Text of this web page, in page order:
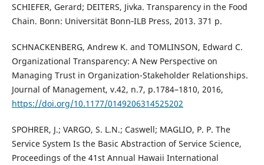
SCHIEFER, Gerard; DEITERS, Jivka. Transparency in the Food
Chain. Bonn: Universität Bonn‐ILB Press, 2013. 371 p.
SCHNACKENBERG, Andrew K. and TOMLINSON, Edward C.
Organizational Transparency: A New Perspective on
Managing Trust in Organization-Stakeholder Relationships.
Journal of Management, v.42, n.7, p.1784–1810, 2016,
https://doi.org/10.1177/0149206314525202
SPOHRER, J.; VARGO, S. L.N.; Caswell; MAGLIO, P. P. The
Service System Is the Basic Abstraction of Service Science,
Proceedings of the 41st Annual Hawaii International